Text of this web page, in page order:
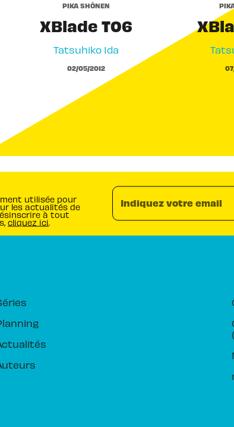
PIKA SHÔNEN
XBlade T06
Tatsuhiko Ida
02/05/2012
utilisée pour
les actualités de
à tout
cliquez ici
Indiquez votre email